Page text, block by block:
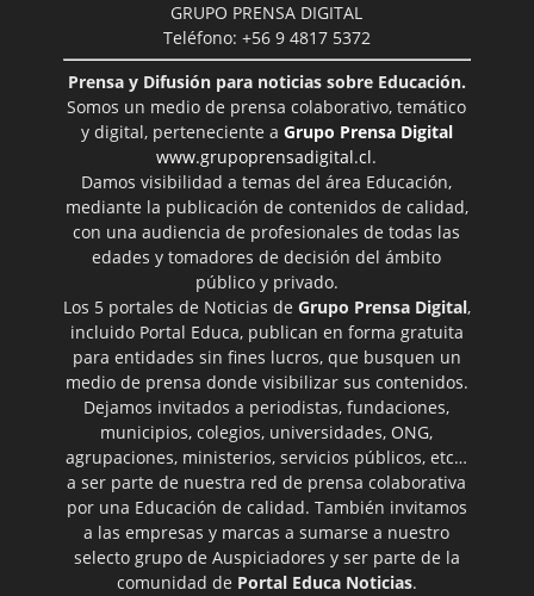
GRUPO PRENSA DIGITAL
Teléfono: +56 9 4817 5372
Prensa y Difusión para noticias sobre Educación.
Somos un medio de prensa colaborativo, temático
y digital, perteneciente a Grupo Prensa Digital
www.grupoprensadigital.cl.
Damos visibilidad a temas del área Educación,
mediante la publicación de contenidos de calidad,
con una audiencia de profesionales de todas las
edades y tomadores de decisión del ámbito
público y privado.
Los 5 portales de Noticias de Grupo Prensa Digital,
incluido Portal Educa, publican en forma gratuita
para entidades sin fines lucros, que busquen un
medio de prensa donde visibilizar sus contenidos.
Dejamos invitados a periodistas, fundaciones,
municipios, colegios, universidades, ONG,
agrupaciones, ministerios, servicios públicos, etc…
a ser parte de nuestra red de prensa colaborativa
por una Educación de calidad. También invitamos
a las empresas y marcas a sumarse a nuestro
selecto grupo de Auspiciadores y ser parte de la
comunidad de Portal Educa Noticias.